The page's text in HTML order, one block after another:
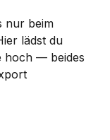
nur beim
lädst du
hoch — beides